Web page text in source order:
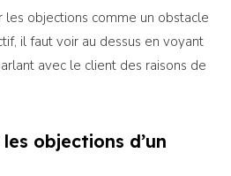
objections comme un obstacle
il faut voir au dessus en voyant
avec le client des raisons de
objections d’un